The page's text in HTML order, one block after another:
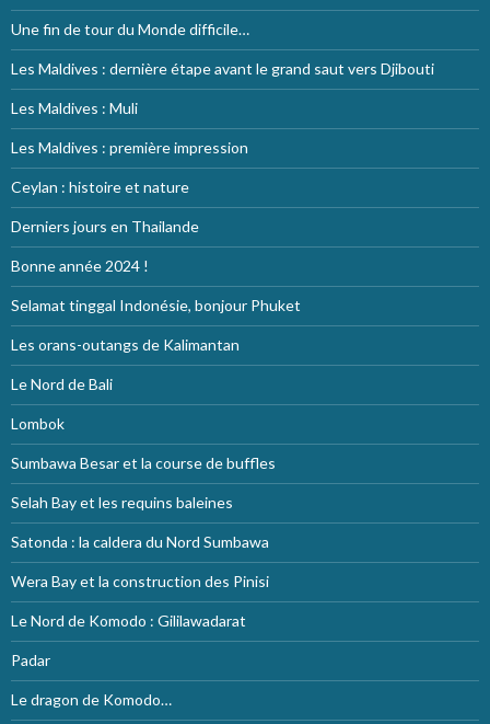
Une fin de tour du Monde difficile…
Les Maldives : dernière étape avant le grand saut vers Djibouti
Les Maldives : Muli
Les Maldives : première impression
Ceylan : histoire et nature
Derniers jours en Thailande
Bonne année 2024 !
Selamat tinggal Indonésie, bonjour Phuket
Les orans-outangs de Kalimantan
Le Nord de Bali
Lombok
Sumbawa Besar et la course de buffles
Selah Bay et les requins baleines
Satonda : la caldera du Nord Sumbawa
Wera Bay et la construction des Pinisi
Le Nord de Komodo : Gililawadarat
Padar
Le dragon de Komodo…